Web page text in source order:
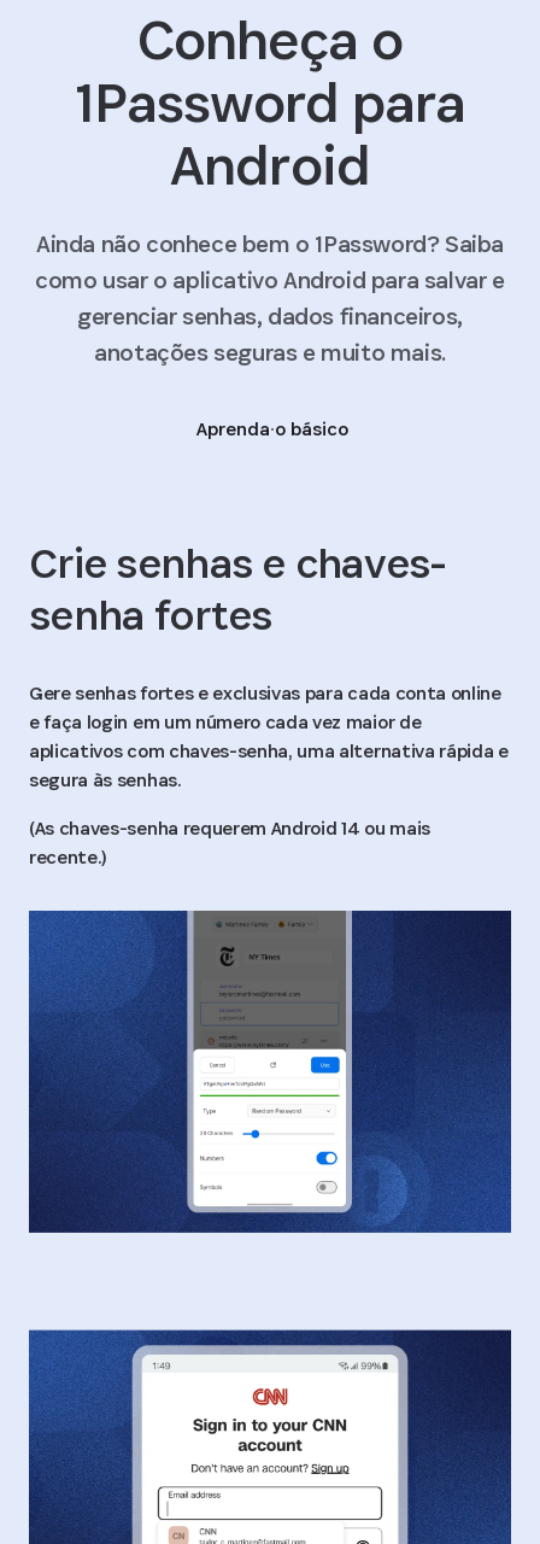
Conheça o
1Password para
Android
Ainda não conhece bem o 1Password? Saiba
como usar o aplicativo Android para salvar e
gerenciar senhas, dados financeiros,
anotações seguras e muito mais.
Aprenda o básico
Crie senhas e chaves-
senha fortes
Gere senhas fortes e exclusivas para cada conta online
e faça login em um número cada vez maior de
aplicativos com chaves-senha, uma alternativa rápida e
segura às senhas.
(As chaves-senha requerem Android 14 ou mais
recente.)